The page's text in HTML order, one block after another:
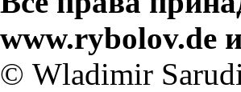
www.rybolov.de
© Wladimir